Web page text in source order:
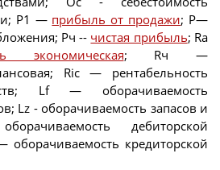
Р1 — прибыль от продажи; Р—
Рч -- чистая прибыль; Rа
экономическая; Rч —
Ric — рентабельность
Lf — оборачиваемость
Lz - оборачиваемость запасов и
дебиторской
оборачиваемость кредиторской